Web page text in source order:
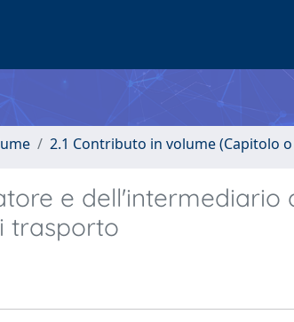
2.1 Contributo in volume (Capitolo
e dell'intermediario
trasporto